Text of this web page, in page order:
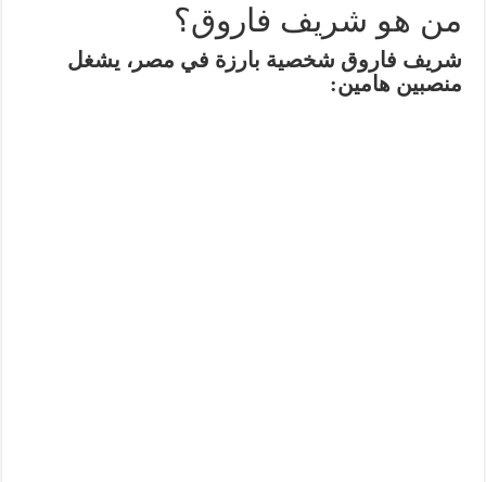
من هو شريف فاروق؟
شريف فاروق شخصية بارزة في مصر، يشغل
منصبين هامين: